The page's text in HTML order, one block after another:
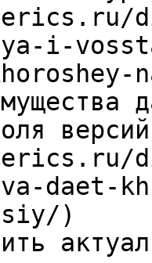
i-
daet-
)